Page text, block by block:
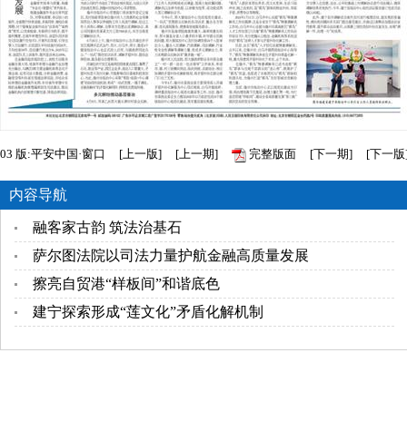
03 版:平安中国·窗口 [上一版] [上一期] 完整版面 [下一期] [下一版
内容导航
融客家古韵 筑法治基石
萨尔图法院以司法力量护航金融高质量发展
擦亮自贸港“样板间”和谐底色
建宁探索形成“莲文化”矛盾化解机制